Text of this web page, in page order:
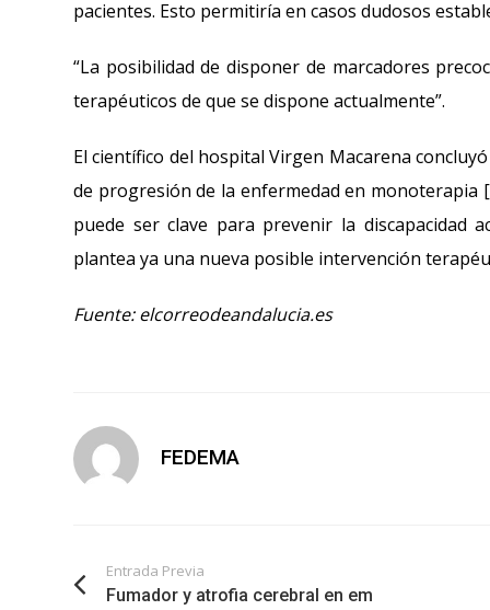
pacientes. Esto permitiría en casos dudosos
“La posibilidad de disponer de marcadores
terapéuticos de que se dispone actualmente”.
El científico del hospital Virgen Macarena
de progresión de la enfermedad en
puede ser clave para prevenir la discapacidad
plantea ya una nueva posible intervención
Fuente: elcorreodeandalucia.es
FEDEMA
Entrada Previa
Fumador y atrofia cerebral en em